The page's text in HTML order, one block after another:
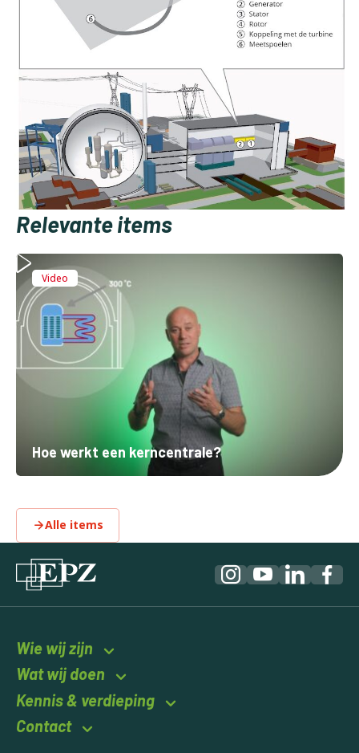
Relevante items
Alle items
Video
Hoe werkt een kerncentrale?
Wie wij zijn
Wat wij doen
Kennis & verdieping
Contact